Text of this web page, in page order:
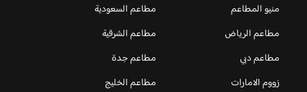
منيو المطاعم
مطاعم السعودية
مطاعم الرياض
مطاعم الشرقية
مطاعم دبي
مطاعم جدة
زووم الامارات
مطاعم الخليج